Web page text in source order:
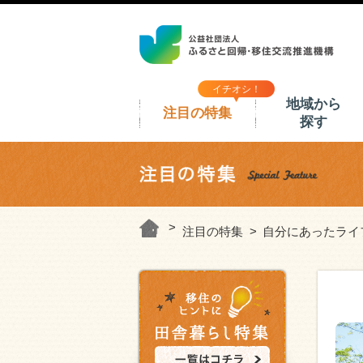
イチオシ！
注目の特集
地域から
探す
注目の特集 自分にあったラ